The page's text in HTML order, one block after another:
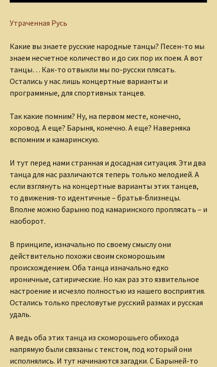
Утраченная Русь
Какие вы знаете русские народные танцы? Песен-то мы
знаем несчетное количество и до сих пор их поем. А вот
танцы… Как-то отвыкли мы по-русски плясать.
Остались у нас лишь концертные варианты и
программные, для спортивных танцев.
Так какие помним? Ну, на первом месте, конечно,
хоровод. А еще? Барыня, конечно. А еще? Наверняка
вспомним и камаринскую.
И тут перед нами странная и досадная ситуация. Эти два
танца для нас различаются теперь только мелодией. А
если взглянуть на концертные варианты этих танцев,
то движения-то идентичные – братья-близнецы.
Вполне можно барыню под камаринского проплясать – и
наоборот.
В принципе, изначально по своему смыслу они
действительно похожи своим скоморошьим
происхождением. Оба танца изначально едко
ироничные, сатирические. Но как раз это язвительное
настроение и исчезло полностью из нашего восприятия.
Остались только пресловутые русский размах и русская
удаль.
А ведь оба этих танца из скоморошьего обихода
напрямую были связаны с текстом, под который они
исполнялись. И тут начинаются загадки. С Барыней-то